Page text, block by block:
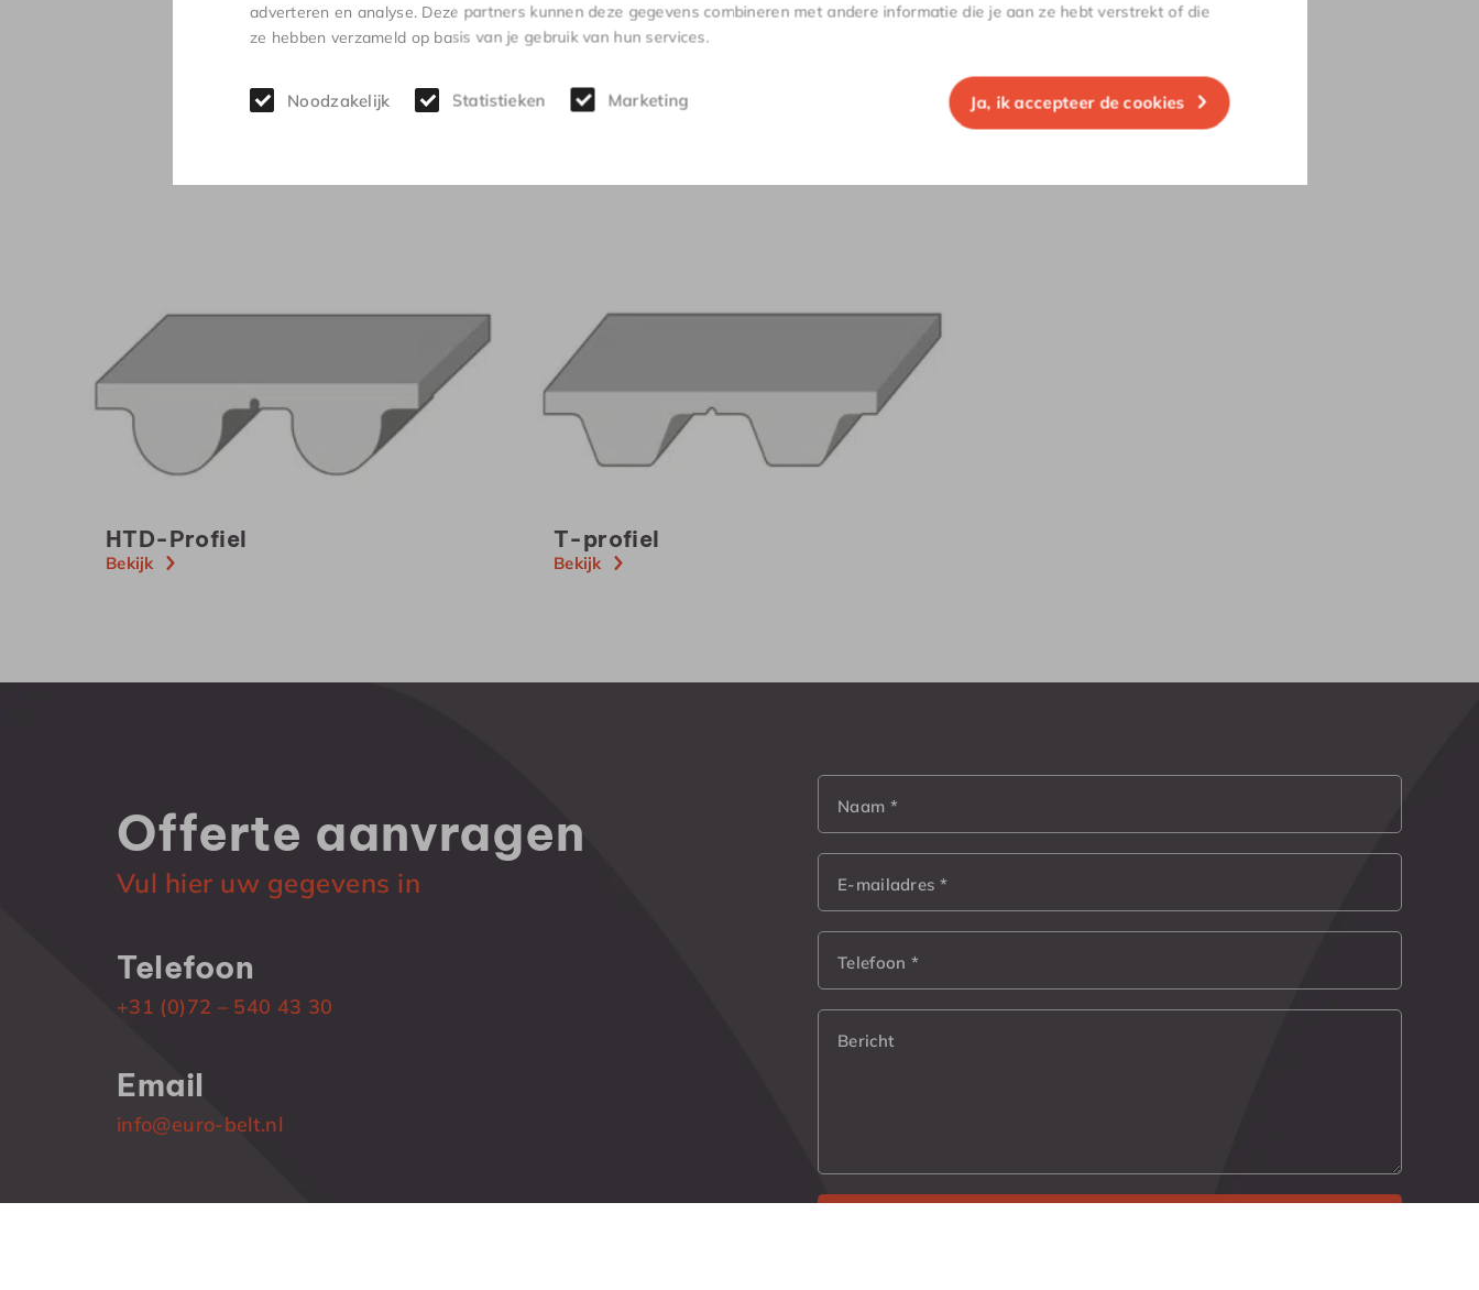
adverteren en analyse. Deze partners kunnen deze gegevens combineren met andere informatie die je aan ze hebt verstrekt of die
ze hebben verzameld op basis van je gebruik van hun services.
Noodzakelijk Statistieken Marketing Ja, ik accepteer de cookies
Gerelateerde producten
HTD-Profiel
Bekijk
T-profiel
Bekijk
Offerte aanvragen
Vul hier uw gegevens in
Telefoon
+31 (0)72 – 540 43 30
Email
info@euro-belt.nl
Naam *
E-mailadres *
Telefoon *
Bericht